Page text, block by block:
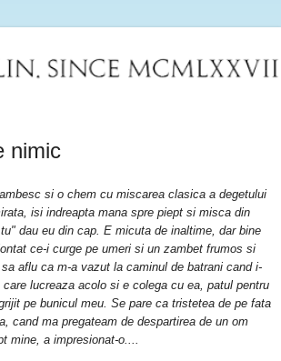
nimic
si o chem cu miscarea clasica a degetului
isi indreapta mana spre piept si misca din
dau eu din cap. E micuta de inaltime, dar bine
ce-i curge pe umeri si un zambet frumos si
aflu ca m-a vazut la caminul de batrani cand i-
lucreaza acolo si e colega cu ea, patul pentru
pe bunicul meu. Se pare ca tristetea de pe fata
cand ma pregateam de despartirea de un om
mine, a impresionat-o....